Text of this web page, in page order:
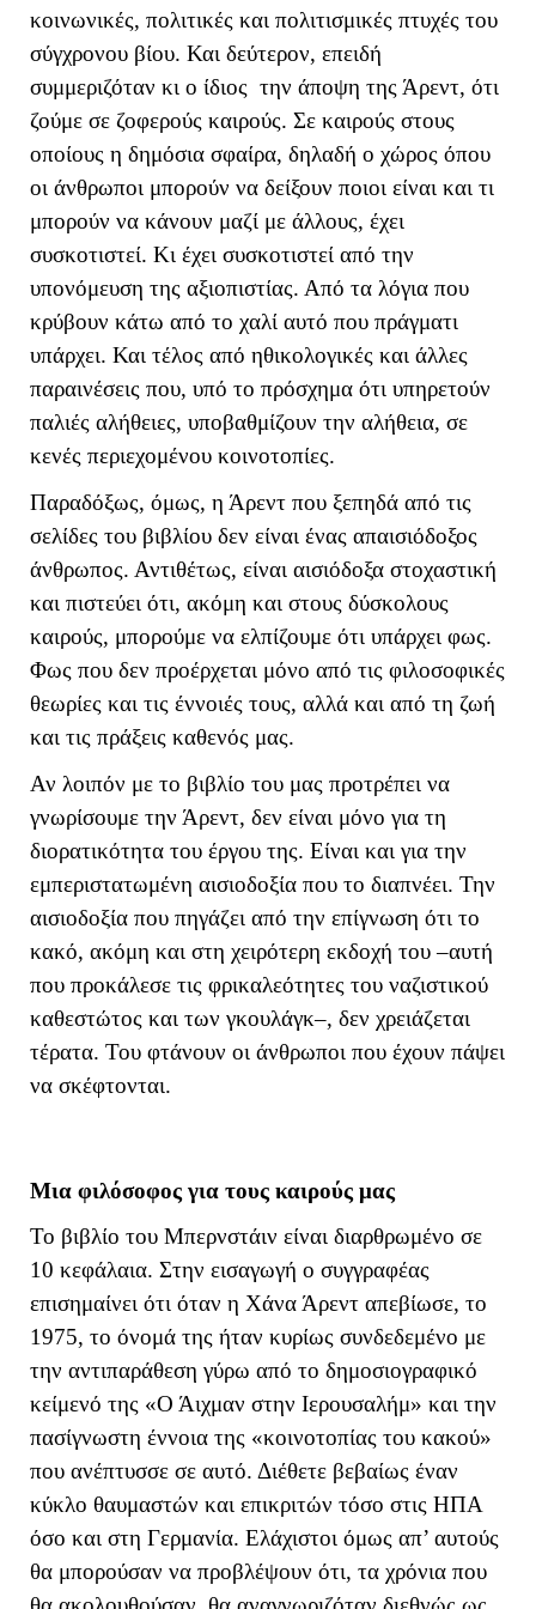
κοινωνικές, πολιτικές και πολιτισμικές πτυχές του
σύγχρονου βίου. Και δεύτερον, επειδή
συμμεριζόταν κι ο ίδιος την άποψη της Άρεντ, ότι
ζούμε σε ζοφερούς καιρούς. Σε καιρούς στους
οποίους η δημόσια σφαίρα, δηλαδή ο χώρος όπου
οι άνθρωποι μπορούν να δείξουν ποιοι είναι και τι
μπορούν να κάνουν μαζί με άλλους, έχει
συσκοτιστεί. Κι έχει συσκοτιστεί από την
υπονόμευση της αξιοπιστίας. Από τα λόγια που
κρύβουν κάτω από το χαλί αυτό που πράγματι
υπάρχει. Και τέλος από ηθικολογικές και άλλες
παραινέσεις που, υπό το πρόσχημα ότι υπηρετούν
παλιές αλήθειες, υποβαθμίζουν την αλήθεια, σε
κενές περιεχομένου κοινοτοπίες.
Παραδόξως, όμως, η Άρεντ που ξεπηδά από τις
σελίδες του βιβλίου δεν είναι ένας απαισιόδοξος
άνθρωπος. Αντιθέτως, είναι αισιόδοξα στοχαστική
και πιστεύει ότι, ακόμη και στους δύσκολους
καιρούς, μπορούμε να ελπίζουμε ότι υπάρχει φως.
Φως που δεν προέρχεται μόνο από τις φιλοσοφικές
θεωρίες και τις έννοιές τους, αλλά και από τη ζωή
και τις πράξεις καθενός μας.
Αν λοιπόν με το βιβλίο του μας προτρέπει να
γνωρίσουμε την Άρεντ, δεν είναι μόνο για τη
διορατικότητα του έργου της. Είναι και για την
εμπεριστατωμένη αισιοδοξία που το διαπνέει. Την
αισιοδοξία που πηγάζει από την επίγνωση ότι το
κακό, ακόμη και στη χειρότερη εκδοχή του –αυτή
που προκάλεσε τις φρικαλεότητες του ναζιστικού
καθεστώτος και των γκουλάγκ–, δεν χρειάζεται
τέρατα. Του φτάνουν οι άνθρωποι που έχουν πάψει
να σκέφτονται.
Μια φιλόσοφος για τους καιρούς μας
Το βιβλίο του Μπερνστάιν είναι διαρθρωμένο σε
10 κεφάλαια. Στην εισαγωγή ο συγγραφέας
επισημαίνει ότι όταν η Χάνα Άρεντ απεβίωσε, το
1975, το όνομά της ήταν κυρίως συνδεδεμένο με
την αντιπαράθεση γύρω από το δημοσιογραφικό
κείμενό της «Ο Άιχμαν στην Ιερουσαλήμ» και την
πασίγνωστη έννοια της «κοινοτοπίας του κακού»
που ανέπτυσσε σε αυτό. Διέθετε βεβαίως έναν
κύκλο θαυμαστών και επικριτών τόσο στις ΗΠΑ
όσο και στη Γερμανία. Ελάχιστοι όμως απ’ αυτούς
θα μπορούσαν να προβλέψουν ότι, τα χρόνια που